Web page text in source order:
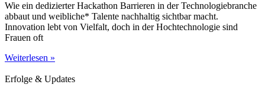
Wie ein dedizierter Hackathon Barrieren in der Technologiebranche
abbaut und weibliche* Talente nachhaltig sichtbar macht.
Innovation lebt von Vielfalt, doch in der Hochtechnologie sind
Frauen oft
Weiterlesen »
Erfolge & Updates